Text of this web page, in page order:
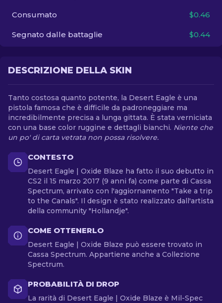
Consumato $0.46
Segnato dalle battaglie $0.44
DESCRIZIONE DELLA SKIN
Tanto costosa quanto potente, la Desert Eagle è una
pistola famosa che è difficile da padroneggiare ma
incredibilmente precisa a lunga gittata. È stata verniciata
con una base color ruggine e dettagli bianchi. Niente che
un po' di carta vetrata non possa risolvere.
CONTESTO
Desert Eagle | Oxide Blaze ha fatto il suo debutto in
CS2 il 15 marzo 2017 (9 anni fa) come parte di Cassa
Spectrum, arrivato con l'aggiornamento "Take a trip
to the Canals". Il design è stato realizzato dall'artista
della community "Hollandje".
COME OTTENERLO
Desert Eagle | Oxide Blaze può essere trovato in
Cassa Spectrum. Appartiene anche a Collezione
Spectrum.
PROBABILITÀ DI DROP
La rarità di Desert Eagle | Oxide Blaze è Mil-Spec